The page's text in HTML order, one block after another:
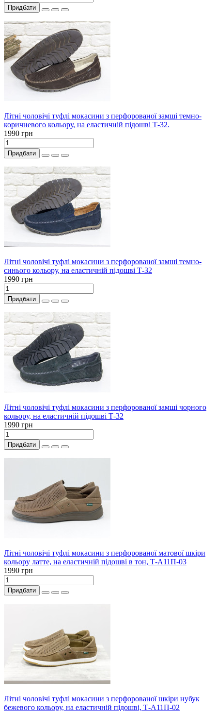
Придбати
Літні чоловічі туфлі мокасини з перфорованої замші темно-
коричневого кольору, на еластичній підошві Т-32.
1990 грн
Придбати
Літні чоловічі туфлі мокасини з перфорованої замші темно-
синього кольору, на еластичній підошві Т-32
1990 грн
Придбати
Літні чоловічі туфлі мокасини з перфорованої замші чорного
кольору, на еластичній підошві Т-32
1990 грн
Придбати
Літні чоловічі туфлі мокасини з перфорованої матової шкіри
кольору латте, на еластичній підошві в тон, Т-А11П-03
1990 грн
Придбати
Літні чоловічі туфлі мокасини з перфорованої шкіри нубук
бежевого кольору, на еластичній підошві, Т-А11П-02